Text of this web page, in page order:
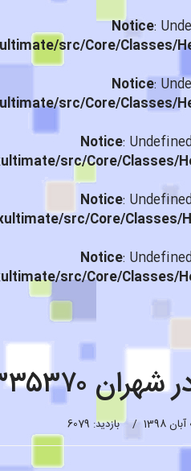
Notice:
src/Core/Classes/
Notice:
src/Core/Classes/
Notice:
src/Core/Classes/
Notice:
src/Core/Classes/
Notice:
src/Core/Classes/
۴۴۳۳۵۳۷۰
بازدید: 6079